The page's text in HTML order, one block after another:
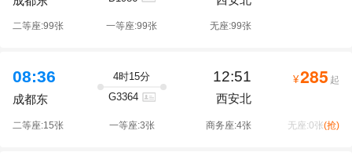
二等座:99张 一等座:99张 无座:99张
08:36
成都东
4时15分
G3364
12:51
西安北
¥285 起
二等座:15张 一等座:3张 商务座:4张 无座:0张(抢)